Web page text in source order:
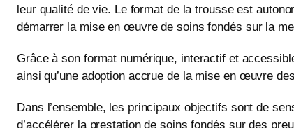
leur qualité de vie. Le format de la trousse est
démarrer la mise en œuvre de soins fondés sur la
Grâce à son format numérique, interactif et
ainsi qu’une adoption accrue de la mise en œuvre
Dans l’ensemble, les principaux objectifs sont de
d’accélérer la prestation de soins fondés sur des